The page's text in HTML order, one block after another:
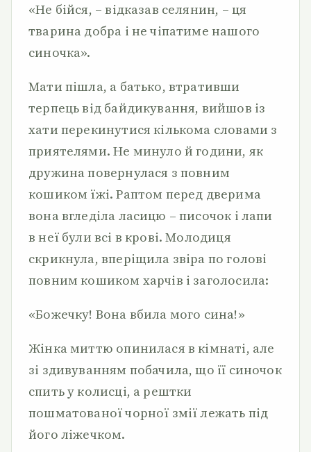
«Не бійся, – відказав селянин, – ця
тварина добра і не чіпатиме нашого
синочка».
Мати пішла, а батько, втративши
терпець від байдикування, вийшов із
хати перекинутися кількома словами з
приятелями. Не минуло й години, як
дружина повернулася з повним
кошиком їжі. Раптом перед дверима
вона вгледіла ласицю – писочок і лапи
в неї були всі в крові. Молодиця
скрикнула, вперіщила звіра по голові
повним кошиком харчів і заголосила:
«Божечку! Вона вбила мого сина!»
Жінка миттю опинилася в кімнаті, але
зі здивуванням побачила, що її синочок
спить у колисці, а рештки
пошматованої чорної змії лежать під
його ліжечком.